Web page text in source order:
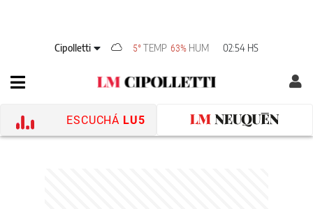
Cipolletti 5°TEMP 63% HUM 02:54 HS
ESCUCHÁ LU5